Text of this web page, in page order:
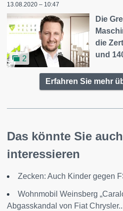
13.08.2020 – 10:47
2
Die
die
und
Erfahren Sie mehr
Das könnte Sie auch
interessieren
Zecken: Auch Kinder gegen
Wohnmobil Weinsberg
Abgasskandal von Fiat